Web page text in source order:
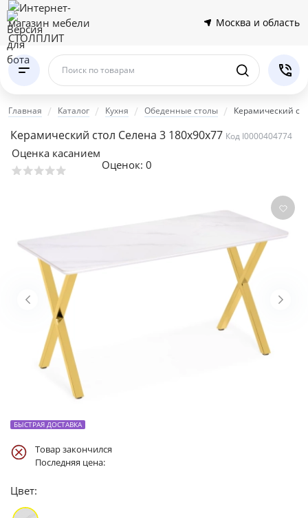
Москва и область
Поиск по товарам
Главная Каталог Кухня Обеденные столы Керамический
Керамический стол Селена 3 180х90х77 Код I0000404774
Оценка касанием
Оценок: 0
БЫСТРАЯ ДОСТАВКА
Товар закончился
Последняя цена:
Цвет: